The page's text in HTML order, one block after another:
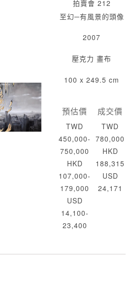
拍賣會 212
至幻─有風景的頭像
2007
壓克力 畫布
100 x 249.5 cm
預估價
TWD
450,000-
750,000
HKD
107,000-
179,000
USD
14,100-
23,400
成交價
TWD
780,000
HKD
188,315
USD
24,171